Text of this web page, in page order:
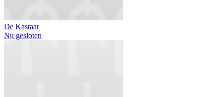
De Kastaar
Nu gesloten